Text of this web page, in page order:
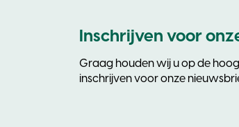
Inschrijven voor
Graag houden wij u op de
inschrijven voor onze